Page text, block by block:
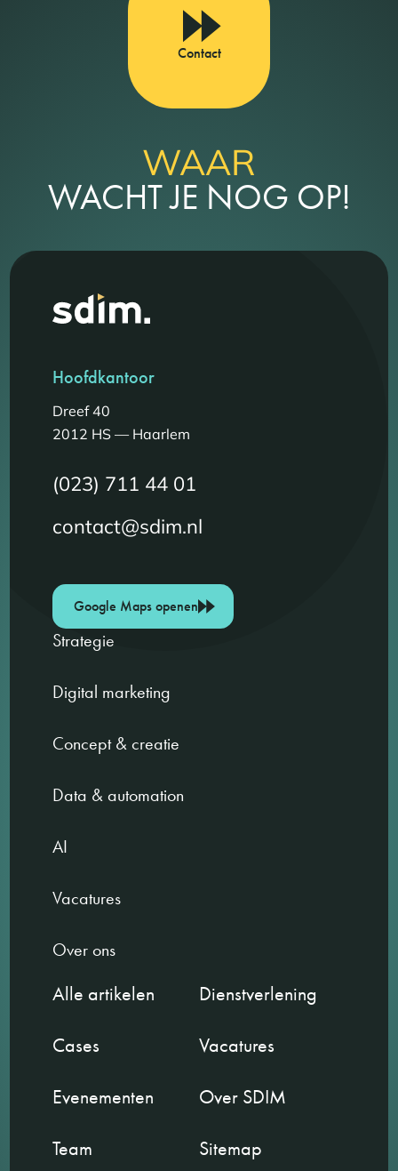
Contact
WAAR
WACHT JE NOG OP!
Hoofdkantoor
Dreef 40
2012 HS — Haarlem
(023) 711 44 01
contact@sdim.nl
Google Maps openen
Strategie
Digital marketing
Concept & creatie
Data & automation
AI
Vacatures
Over ons
Alle artikelen
Dienstverlening
Cases
Vacatures
Evenementen
Over SDIM
Team
Sitemap